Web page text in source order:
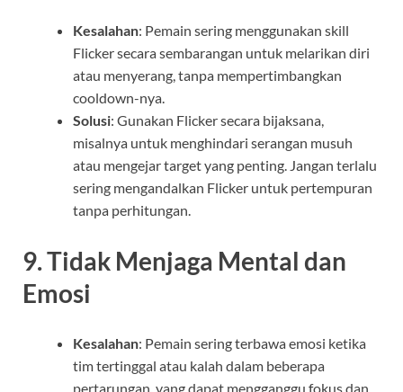
Kesalahan: Pemain sering menggunakan skill
Flicker secara sembarangan untuk melarikan diri
atau menyerang, tanpa mempertimbangkan
cooldown-nya.
Solusi: Gunakan Flicker secara bijaksana,
misalnya untuk menghindari serangan musuh
atau mengejar target yang penting. Jangan terlalu
sering mengandalkan Flicker untuk pertempuran
tanpa perhitungan.
9.Tidak Menjaga Mental dan
Emosi
Kesalahan: Pemain sering terbawa emosi ketika
tim tertinggal atau kalah dalam beberapa
pertarungan, yang dapat mengganggu fokus dan